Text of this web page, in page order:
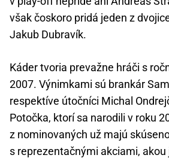
však čoskoro pridá jeden z
Jakub Dubravík.
Káder tvoria prevažne hráči s
2007. Výnimkami sú brankár
respektíve útočníci Michal
Potočka, ktorí sa narodili v roku
z nominovaných už majú
s reprezentačnými akciami, akou